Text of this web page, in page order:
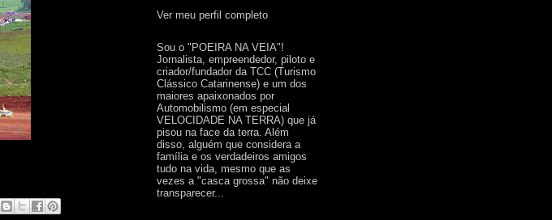
Ver meu perfil completo
Sou o "POEIRA NA VEIA"!
Jornalista, empreendedor, piloto e
criador/fundador da TCC (Turismo
Clássico Catarinense) e um dos
maiores apaixonados por
Automobilismo (em especial
VELOCIDADE NA TERRA) que já
pisou na face da terra. Além
disso, alguém que considera a
família e os verdadeiros amigos
tudo na vida, mesmo que as
vezes a "casca grossa" não deixe
transparecer...